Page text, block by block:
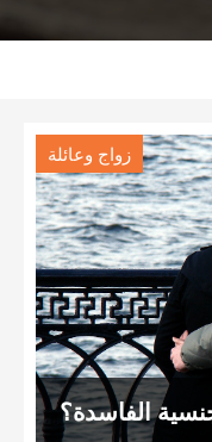
زواج وعائلة
الفاسدة؟